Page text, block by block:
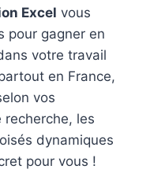
Excel vous
pour gagner en
votre travail
en France,
vos
les
dynamiques
pour vous !